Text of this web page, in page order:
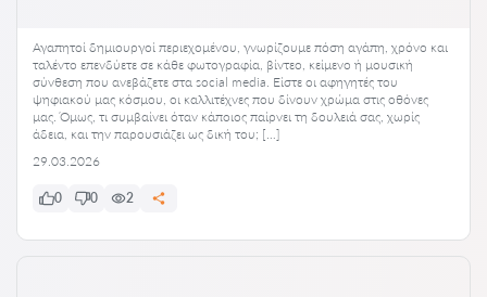
Αγαπητοί δημιουργοί περιεχομένου, γνωρίζουμε πόση αγάπη, χρόνο και
ταλέντο επενδύετε σε κάθε φωτογραφία, βίντεο, κείμενο ή μουσική
σύνθεση που ανεβάζετε στα social media. Είστε οι αφηγητές του
ψηφιακού μας κόσμου, οι καλλιτέχνες που δίνουν χρώμα στις οθόνες
μας. Όμως, τι συμβαίνει όταν κάποιος παίρνει τη δουλειά σας, χωρίς
άδεια, και την παρουσιάζει ως δική του; […]
29.03.2026
0 0 2